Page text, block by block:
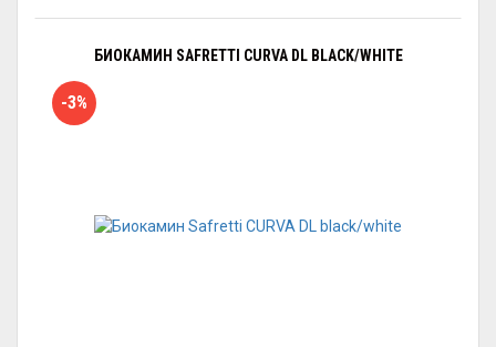
БИОКАМИН SAFRETTI CURVA DL BLACK/WHITE
-3%